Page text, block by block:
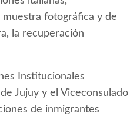
fotográfica y de
la recuperación
Institucionales
Jujuy y el Viceconsulado
de inmigrantes